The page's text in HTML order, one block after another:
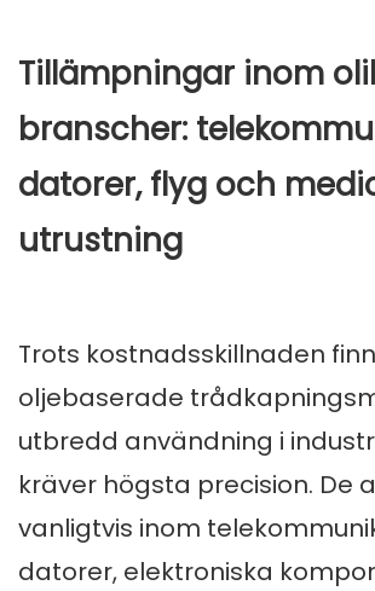
Tillämpningar inom
branscher:
datorer, flyg och
utrustning
Trots kostnadsskillnaden
oljebaserade
utbredd användning i
kräver högsta precision. De
vanligtvis inom
datorer, elektroniska